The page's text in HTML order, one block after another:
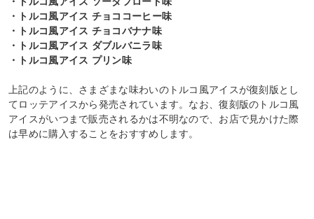
・トルコ風アイス チョココーヒー味
・トルコ風アイス チョコバナナ味
・トルコ風アイス ダブルバニラ味
・トルコ風アイス プリン味
上記のように、さまざまな味わいのトルコ風アイスが復刻版とし
てロッテアイスから発売されています。なお、復刻版のトルコ風
アイスがいつまで販売されるかは不明なので、お店で見かけた際
は早めに購入することをおすすめします。